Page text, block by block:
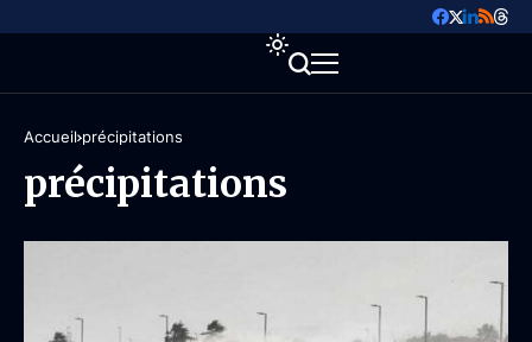
Accueil précipitations
précipitations